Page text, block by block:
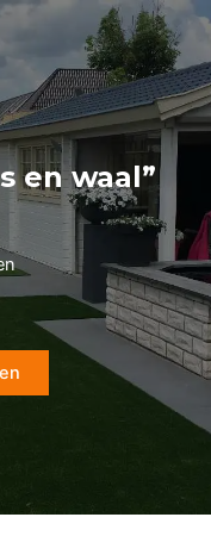
en waal”